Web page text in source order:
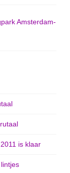
Amsterdam-
is klaar